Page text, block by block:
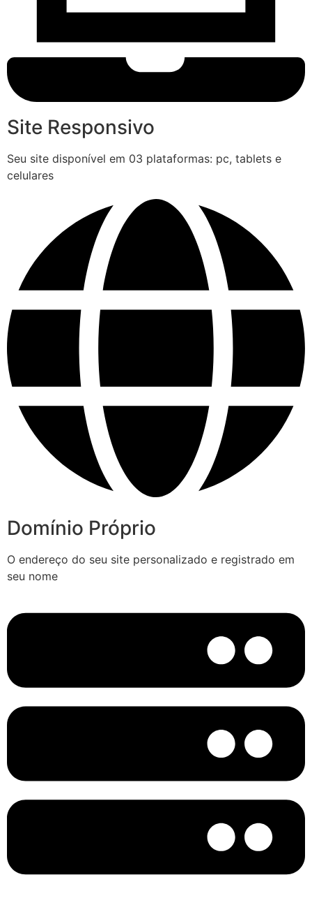
Site Responsivo
Seu site disponível em 03 plataformas: pc, tablets e
celulares
Domínio Próprio
O endereço do seu site personalizado e registrado em
seu nome